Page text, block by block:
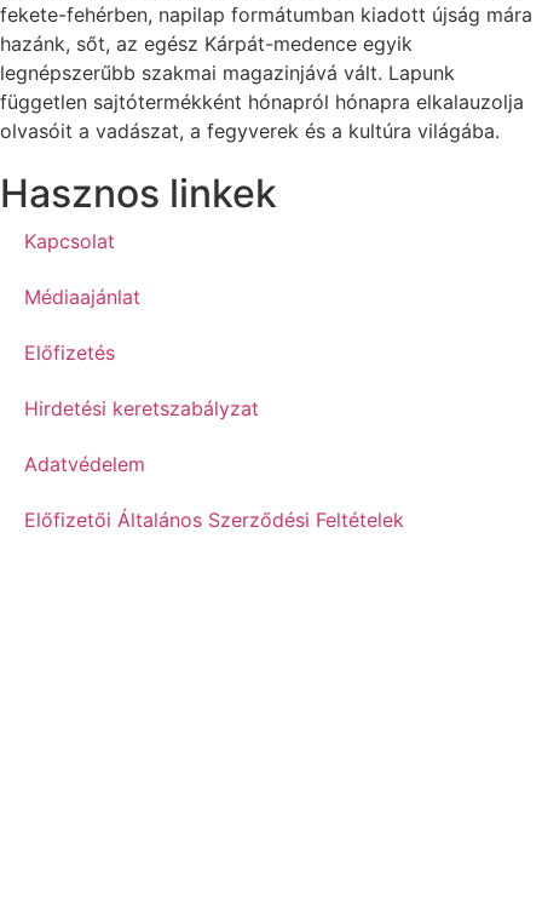
fekete-fehérben, napilap formátumban kiadott újság mára
hazánk, sőt, az egész Kárpát-medence egyik
legnépszerűbb szakmai magazinjává vált. Lapunk
független sajtótermékként hónapról hónapra elkalauzolja
olvasóit a vadászat, a fegyverek és a kultúra világába.
Hasznos linkek
Kapcsolat
Médiaajánlat
Előfizetés
Hirdetési keretszabályzat
Adatvédelem
Előfizetői Általános Szerződési Feltételek